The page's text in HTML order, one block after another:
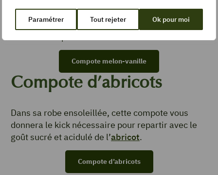
Paramétrer Tout rejeter Ok pour moi
Pour changer de la traditionnelle compote de
pomme, testez cette variante estivale aumelon
Compote melon-vanille
Compote d’abricots
Dans sa robe ensoleillée, cette compote vous
donnera le kick nécessaire pour repartir avec le
goût sucré et acidulé de l’abricot.
Compote d’abricots